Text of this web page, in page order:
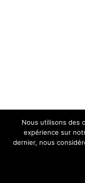
Nous utilisons des
expérience sur
dernier, nous